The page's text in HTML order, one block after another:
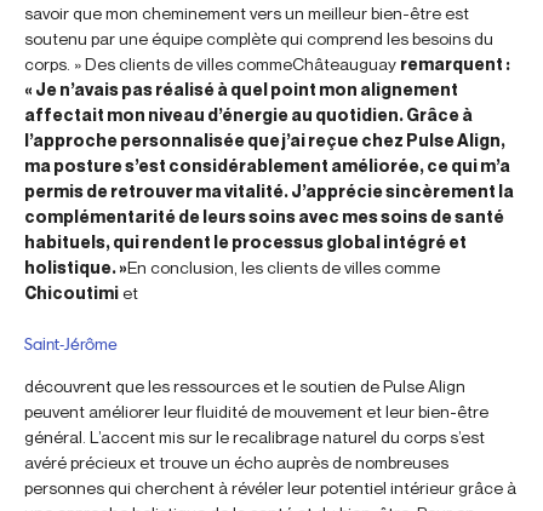
savoir que mon cheminement vers un meilleur bien-être est
soutenu par une équipe complète qui comprend les besoins du
corps. » Des clients de villes commeChâteauguay remarquent :
« Je n’avais pas réalisé à quel point mon alignement
affectait mon niveau d’énergie au quotidien. Grâce à
l’approche personnalisée que j’ai reçue chez Pulse Align,
ma posture s’est considérablement améliorée, ce qui m’a
permis de retrouver ma vitalité. J’apprécie sincèrement la
complémentarité de leurs soins avec mes soins de santé
habituels, qui rendent le processus global intégré et
holistique. »En conclusion, les clients de villes comme
Chicoutimiet
Saint-Jérôme
découvrent que les ressources et le soutien de Pulse Align
peuvent améliorer leur fluidité de mouvement et leur bien-être
général. L’accent mis sur le recalibrage naturel du corps s’est
avéré précieux et trouve un écho auprès de nombreuses
personnes qui cherchent à révéler leur potentiel intérieur grâce à